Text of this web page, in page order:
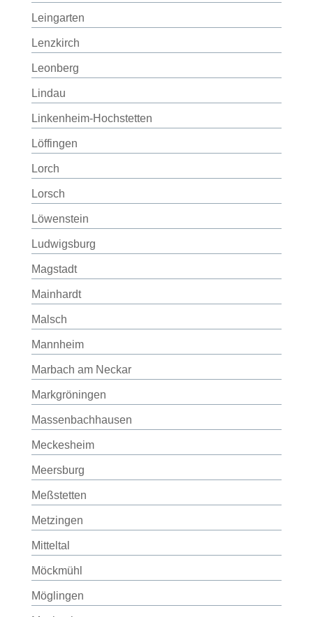
Leingarten
Lenzkirch
Leonberg
Lindau
Linkenheim-Hochstetten
Löffingen
Lorch
Lorsch
Löwenstein
Ludwigsburg
Magstadt
Mainhardt
Malsch
Mannheim
Marbach am Neckar
Markgröningen
Massenbachhausen
Meckesheim
Meersburg
Meßstetten
Metzingen
Mitteltal
Möckmühl
Möglingen